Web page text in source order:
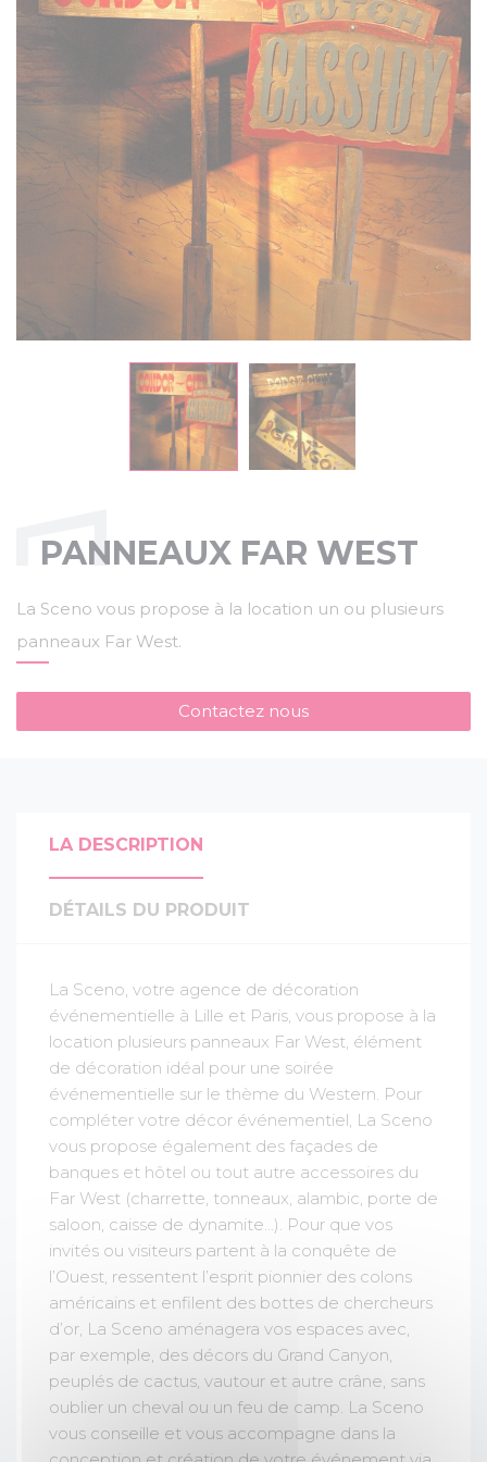
PANNEAUX FAR WEST
La Sceno vous propose à la location un ou plusieurs
panneaux Far West.
Contactez nous
LA DESCRIPTION
DÉTAILS DU PRODUIT
La Sceno, votre agence de décoration
événementielle à Lille et Paris, vous propose à la
location plusieurs panneaux Far West, élément
de décoration idéal pour une soirée
événementielle sur le thème du Western. Pour
compléter votre décor événementiel, La Sceno
vous propose également des façades de
banques et hôtel ou tout autre accessoires du
Far West (charrette, tonneaux, alambic, porte de
saloon, caisse de dynamite…). Pour que vos
invités ou visiteurs partent à la conquête de
l’Ouest, ressentent l’esprit pionnier des colons
américains et enfilent des bottes de chercheurs
d’or, La Sceno aménagera vos espaces avec,
par exemple, des décors du Grand Canyon,
peuplés de cactus, vautour et autre crâne, sans
oublier un cheval ou un feu de camp. La Sceno
vous conseille et vous accompagne dans la